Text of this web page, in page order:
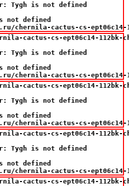
Tygh is not defined
not defined
chernila-cactus-cs-
cactus-cs-ept06c14-112bk-
Tygh is not defined
not defined
chernila-cactus-cs-
cactus-cs-ept06c14-112bk-
Tygh is not defined
not defined
chernila-cactus-cs-
cactus-cs-ept06c14-112bk-
Tygh is not defined
not defined
chernila-cactus-cs-
cactus-cs-ept06c14-112bk-